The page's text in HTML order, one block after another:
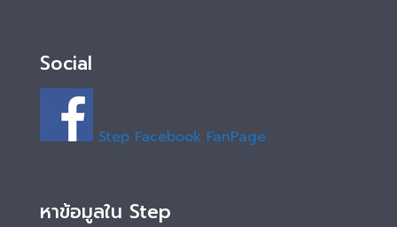
Social
Step Facebook FanPage
หาข้อมูลใน Step